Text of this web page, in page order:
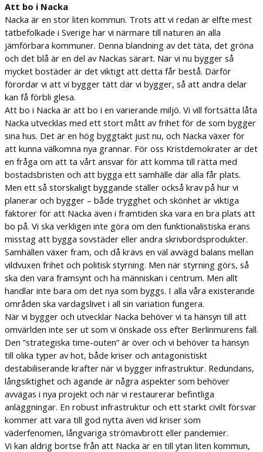
Att bo i Nacka
Nacka är en stor liten kommun. Trots att vi redan är elfte mest
tätbefolkade i Sverige har vi närmare till naturen än alla
jämförbara kommuner. Denna blandning av det täta, det gröna
och det blå är en del av Nackas särart. När vi nu bygger så
mycket bostäder är det viktigt att detta får bestå. Därför
förordar vi att vi bygger tätt där vi bygger, så att andra delar
kan få förbli glesa.
Att bo i Nacka är att bo i en varierande miljö. Vi vill fortsätta låta
Nacka utvecklas med ett stort mått av frihet för de som bygger
sina hus. Det är en hög byggtakt just nu, och Nacka växer för
att kunna välkomna nya grannar. För oss Kristdemokrater är det
en fråga om att ta vårt ansvar för att komma till rätta med
bostadsbristen och att bygga ett samhälle där alla får plats.
Men ett så storskaligt byggande ställer också krav på hur vi
planerar och bygger – både trygghet och skönhet är viktiga
faktorer för att Nacka även i framtiden ska vara en bra plats att
bo på. Vi ska verkligen inte göra om den funktionalistiska erans
misstag att bygga sovstäder eller andra skrivbordsprodukter.
Samhällen växer fram, och då krävs en väl avvägd balans mellan
vildvuxen frihet och politisk styrning. Men när styrning görs, så
ska den vara framsynt och ha människan i centrum. Men allt
handlar inte bara om det nya som byggs. I alla våra existerande
områden ska vardagslivet i all sin variation fungera.
När vi bygger och utvecklar Nacka behöver vi ta hänsyn till att
omvärlden inte ser ut som vi önskade oss efter Berlinmurens fall.
Den ”strategiska time-outen” är över och vi behöver ta hänsyn
till olika typer av hot, både kriser och antagonistiskt
destabiliserande krafter när vi bygger infrastruktur. Redundans,
långsiktighet och ägande är några aspekter som behöver
avvägas i nya projekt och när vi restaurerar befintliga
anläggningar. En robust infrastruktur och ett starkt civilt försvar
kommer att vara till god nytta även vid kriser som
väderfenomen, långvariga strömavbrott eller pandemier.
Vi kan aldrig bortse från att Nacka är en till ytan liten kommun,